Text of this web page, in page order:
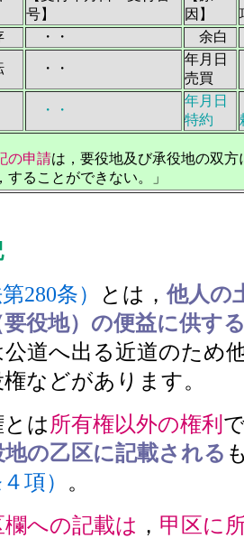
号】
因】
・・ 余白
・・
年月日
売買
・・
年月日
特約
の申請は，要役地及び承役地の双
ることができない。」
280条） とは， 他人の
役地）の便益に供す
道へ出る近道のため
などがあります。
は所有権以外の権利
の乙区に記載される
項） 。
欄への記載は ， 甲区に